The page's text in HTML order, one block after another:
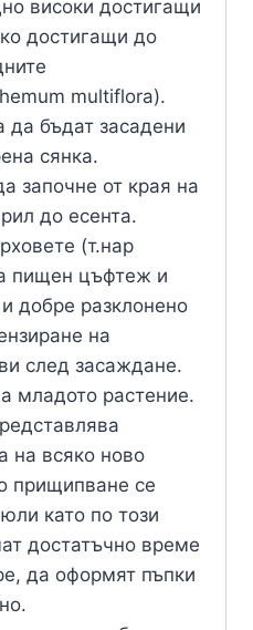
високи достигащи
достигащи до
multiflora).
да бъдат засадени
сянка.
започне от края на
до есента.
(т.нар
пищен цъфтеж и
добре разклонено
на
след засаждане.
младото растение.
на всяко ново
прищипване се
като по този
достатъчно време
да оформят пъпки